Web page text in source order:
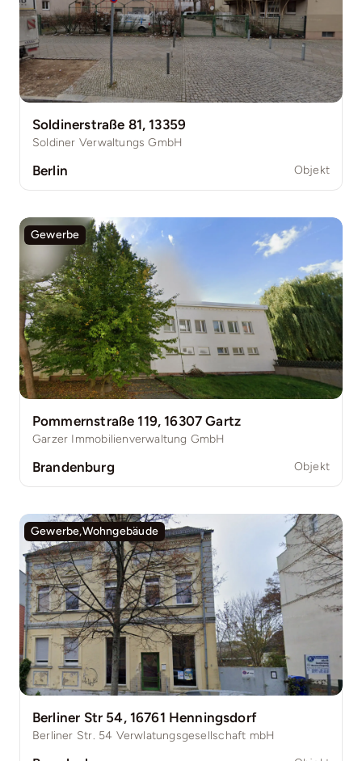
Soldinerstraße 81, 13359
Soldiner Verwaltungs GmbH
Berlin Objekt
Gewerbe
Pommernstraße 119, 16307 Gartz
Garzer Immobilienverwaltung GmbH
Brandenburg Objekt
Gewerbe,Wohngebäude
Berliner Str 54, 16761 Henningsdorf
Berliner Str. 54 Verwlatungsgesellschaft mbH